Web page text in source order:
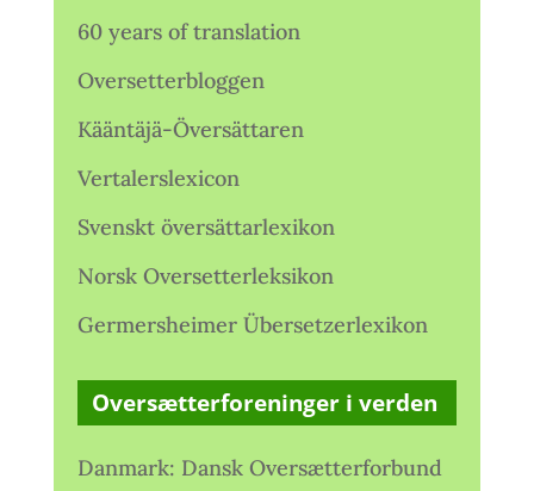
60 years of translation
Oversetterbloggen
Kääntäjä-Översättaren
Vertalerslexicon
Svenskt översättarlexikon
Norsk Oversetterleksikon
Germersheimer Übersetzerlexikon
Oversætterforeninger i verden
Danmark: Dansk Oversætterforbund